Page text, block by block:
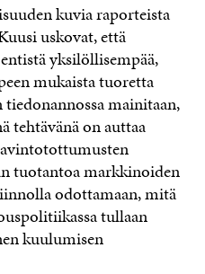
kuvia raporteista
uskovat, että
yksilöllisempää,
mukaista tuoretta
mainitaan,
tehtävänä on auttaa
tuotantoa markkinoiden
odottamaan, mitä
tullaan
kuulumisen